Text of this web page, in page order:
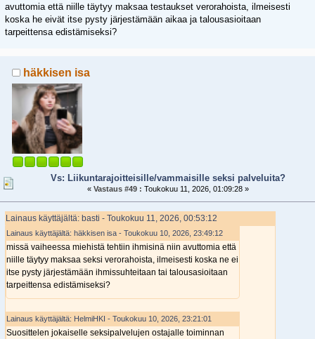
avuttomia että niille täytyy maksaa testaukset verorahoista, ilmeisesti
koska he eivät itse pysty järjestämään aikaa ja talousasioitaan
tarpeittensa edistämiseksi?
häkkisen isa
Vs: Liikuntarajoitteisille/vammaisille seksi palveluita?
«Vastaus #49 : Toukokuu 11, 2026, 01:09:28 »
Lainaus käyttäjältä: basti - Toukokuu 11, 2026, 00:53:12
Lainaus käyttäjältä: häkkisen isa - Toukokuu 10, 2026, 23:49:12
missä vaiheessa miehistä tehtiin ihmisinä niin avuttomia että
niille täytyy maksaa seksi verorahoista, ilmeisesti koska ne ei
itse pysty järjestämään ihmissuhteitaan tai talousasioitaan
tarpeittensa edistämiseksi?
Lainaus käyttäjältä: HelmiHKI - Toukokuu 10, 2026, 23:21:01
Suosittelen jokaiselle seksipalvelujen ostajalle toiminnan